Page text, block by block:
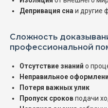
Депривация сна и другие
Сложность
профессиональной
Отсутствие знаний о
Неправильное
Потеря важных улик
Пропуск сроковподачи